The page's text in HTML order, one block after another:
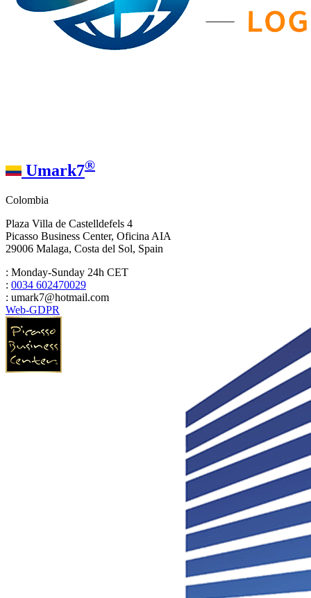
Umark7®
Colombia
Plaza Villa de Castelldefels 4
Picasso Business Center, Oficina AIA
29006 Malaga, Costa del Sol, Spain
: Monday-Sunday 24h CET
: 0034 602470029
: umark7@hotmail.com
Web-GDPR